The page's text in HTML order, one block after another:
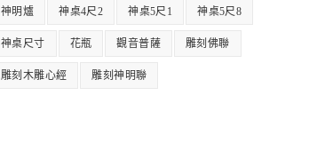
神明爐 神桌4尺2 神桌5尺1 神桌5尺8
神桌尺寸 花瓶 觀音普薩 雕刻佛聯
雕刻木雕心經 雕刻神明聯